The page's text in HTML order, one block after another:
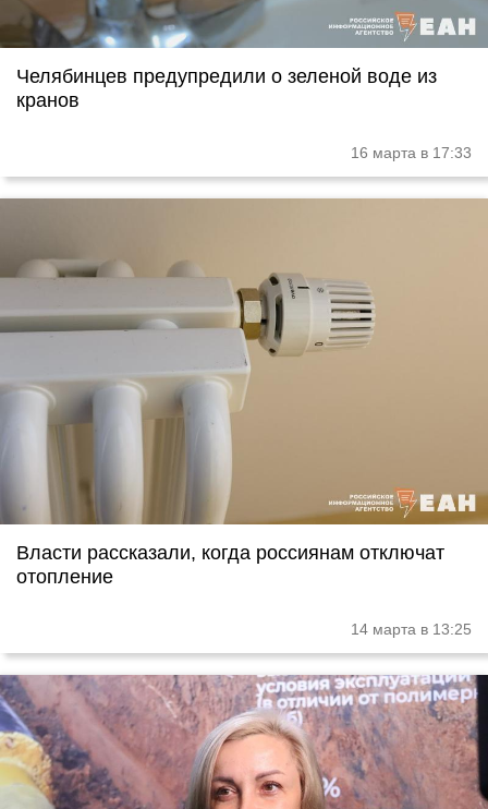
Челябинцев предупредили о зеленой воде из
кранов
16 марта в 17:33
Власти рассказали, когда россиянам отключат
отопление
14 марта в 13:25